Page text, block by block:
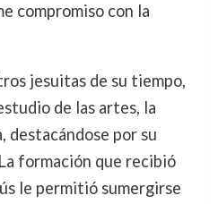
compromiso con la
jesuitas de su tiempo,
de las artes, la
por su
formación que recibió
le permitió sumergirse